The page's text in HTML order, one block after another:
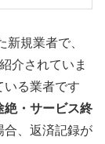
規業者で、
介されていま
いる業者です
絶・サービス終
合、返済記録が